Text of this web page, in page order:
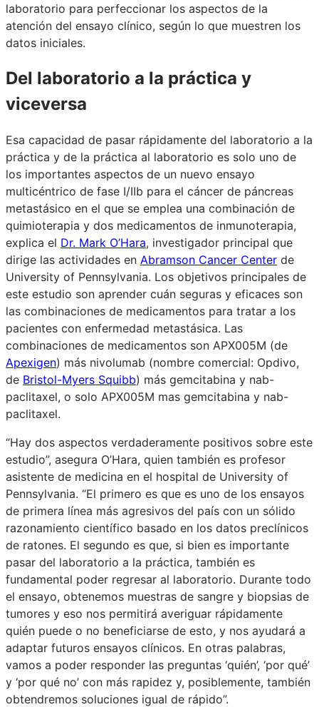
laboratorio para perfeccionar los aspectos de la
atención del ensayo clínico, según lo que muestren los
datos iniciales.
Del laboratorio a la práctica y
viceversa
Esa capacidad de pasar rápidamente del laboratorio a la
práctica y de la práctica al laboratorio es solo uno de
los importantes aspectos de un nuevo ensayo
multicéntrico de fase I/IIb para el cáncer de páncreas
metastásico en el que se emplea una combinación de
quimioterapia y dos medicamentos de inmunoterapia,
explica el Dr. Mark O’Hara, investigador principal que
dirige las actividades en Abramson Cancer Center de
University of Pennsylvania. Los objetivos principales de
este estudio son aprender cuán seguras y eficaces son
las combinaciones de medicamentos para tratar a los
pacientes con enfermedad metastásica. Las
combinaciones de medicamentos son APX005M (de
Apexigen) más nivolumab (nombre comercial: Opdivo,
de Bristol-Myers Squibb) más gemcitabina y nab-
paclitaxel, o solo APX005M mas gemcitabina y nab-
paclitaxel.
“Hay dos aspectos verdaderamente positivos sobre este
estudio”, asegura O’Hara, quien también es profesor
asistente de medicina en el hospital de University of
Pennsylvania. “El primero es que es uno de los ensayos
de primera línea más agresivos del país con un sólido
razonamiento científico basado en los datos preclínicos
de ratones. El segundo es que, si bien es importante
pasar del laboratorio a la práctica, también es
fundamental poder regresar al laboratorio. Durante todo
el ensayo, obtenemos muestras de sangre y biopsias de
tumores y eso nos permitirá averiguar rápidamente
quién puede o no beneficiarse de esto, y nos ayudará a
adaptar futuros ensayos clínicos. En otras palabras,
vamos a poder responder las preguntas ‘quién’, ‘por qué’
y ‘por qué no’ con más rapidez y, posiblemente, también
obtendremos soluciones igual de rápido”.